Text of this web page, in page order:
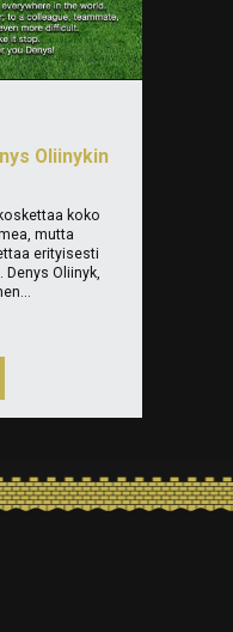
Oliinykin
koko
mutta
erityisesti
Oliinyk,